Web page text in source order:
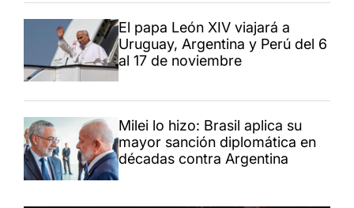
El papa León XIV viajará a
Uruguay, Argentina y Perú del 6
al 17 de noviembre
Milei lo hizo: Brasil aplica su
mayor sanción diplomática en
décadas contra Argentina